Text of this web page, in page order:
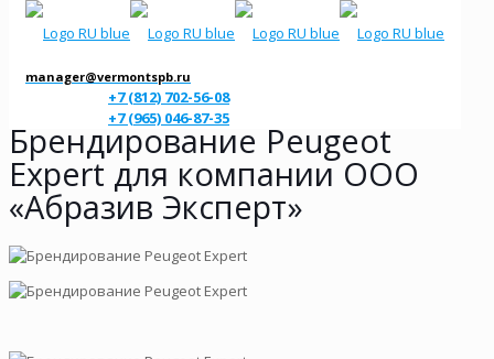
manager@vermontspb.ru
+7 (812) 702-56-08
+7 (965) 046-87-35
Брендирование Peugeot
Expert для компании ООО
«Абразив Эксперт»